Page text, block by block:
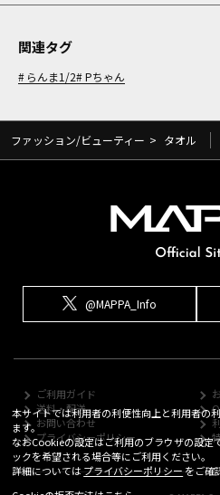
関連タグ
らんま1/2 Pちゃん
ファッション/ビューティー > タオル
@MAPPA_Info
ご利用ガイド
送料・配送
お問い合わせ
プライバシーポリシー
本サイトでは利用者の利便性向上と利用者の
ます。
なおCookieの設定はご利用のブラウザの設定
ックを希望される場合等にご利用ください。
詳細についてはプライバシーポリシーをご確